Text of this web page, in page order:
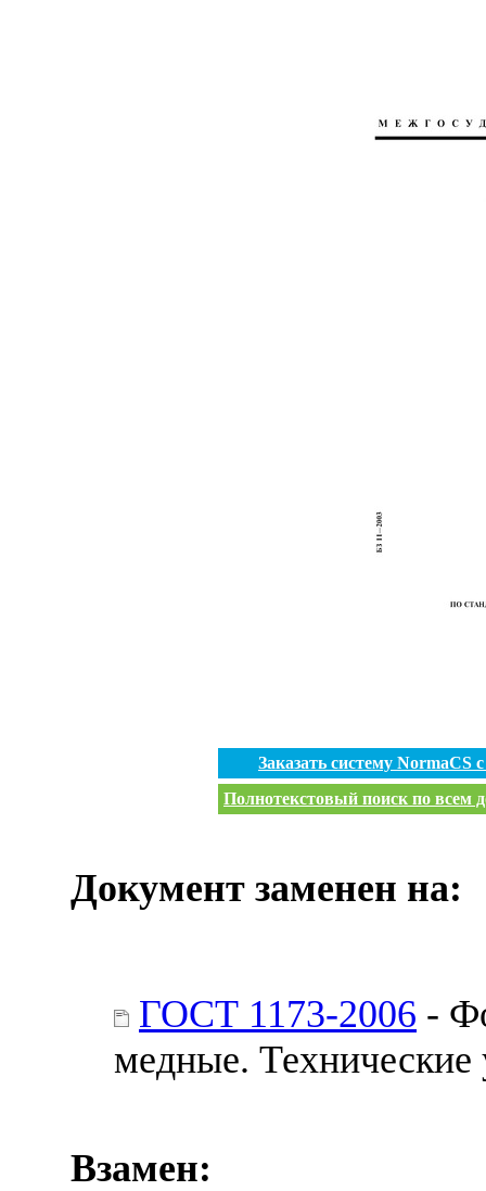
Заказать систему
Полнотекстовый поиск по всем
Документ заменен на:
ГОСТ 1173-2006 -
медные. Технические
Взамен: